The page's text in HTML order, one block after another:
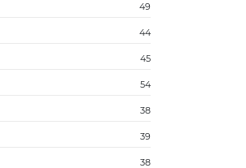
49
44
45
54
38
39
38